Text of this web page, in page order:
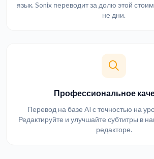
язык. Sonix переводит за долю этой
не дни.
Профессиональное
Перевод на базе AI с точностью на
Редактируйте и улучшайте субтитры в
редакторе.